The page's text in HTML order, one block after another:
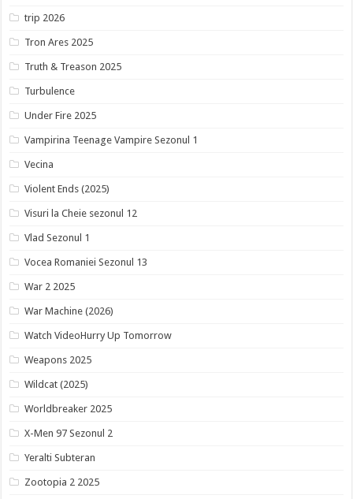
trip 2026
Tron Ares 2025
Truth & Treason 2025
Turbulence
Under Fire 2025
Vampirina Teenage Vampire Sezonul 1
Vecina
Violent Ends (2025)
Visuri la Cheie sezonul 12
Vlad Sezonul 1
Vocea Romaniei Sezonul 13
War 2 2025
War Machine (2026)
Watch VideoHurry Up Tomorrow
Weapons 2025
Wildcat (2025)
Worldbreaker 2025
X-Men 97 Sezonul 2
Yeralti Subteran
Zootopia 2 2025